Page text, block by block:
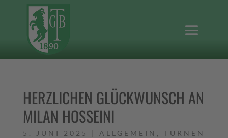
HERZLICHEN GLÜCKWUNSCH AN
MILAN HOSSEINI
5. JUNI 2025 | ALLGEMEIN , TURNEN